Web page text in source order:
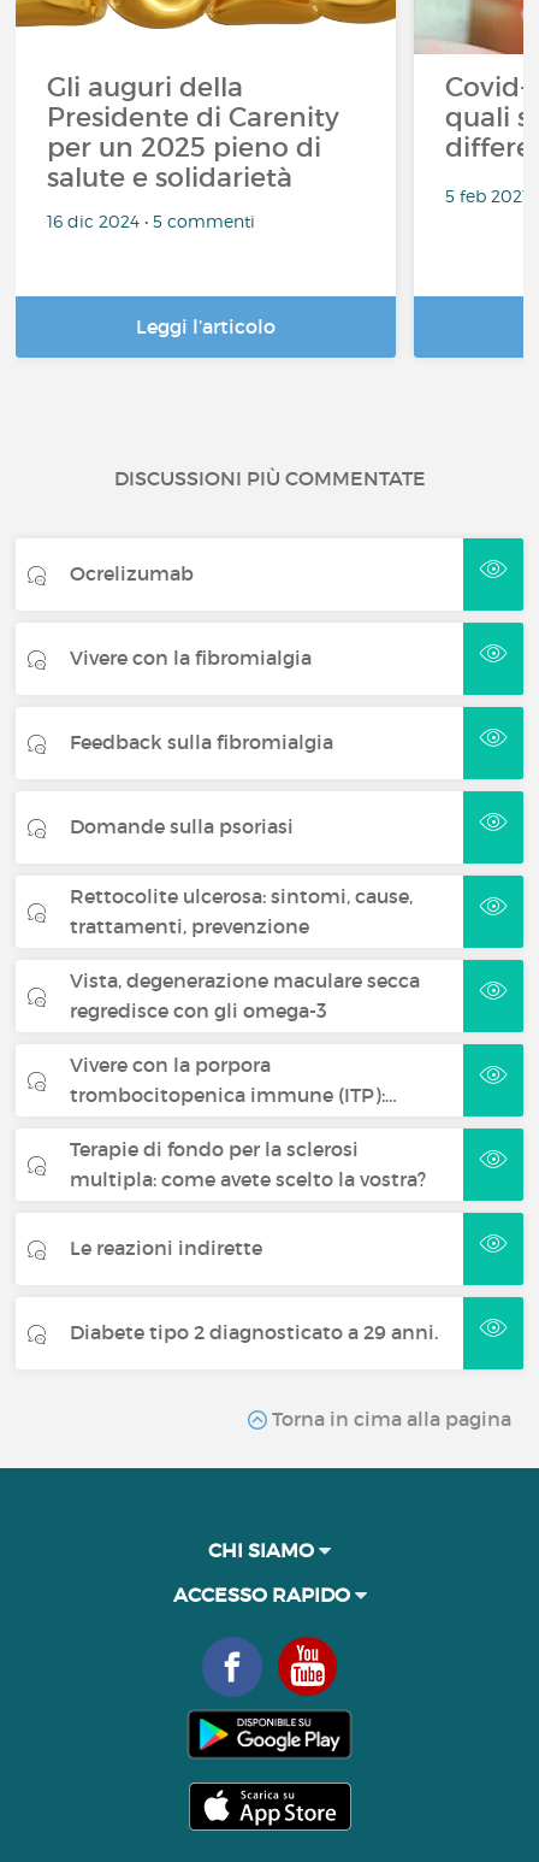
Gli auguri della
Presidente di Carenity
per un 2025 pieno di
salute e solidarietà
16 dic 2024 • 5 commenti
Leggi l’articolo
Covid-
quali
5 feb 2021
DISCUSSIONI PIÙ COMMENTATE
Ocrelizumab
Vivere con la fibromialgia
Feedback sulla fibromialgia
Domande sulla psoriasi
Rettocolite ulcerosa: sintomi, cause,
trattamenti, prevenzione
Vista, degenerazione maculare secca
regredisce con gli omega-3
Vivere con la porpora
trombocitopenica immune (ITP):…
Terapie di fondo per la sclerosi
multipla: come avete scelto la vostra?
Le reazioni indirette
Diabete tipo 2 diagnosticato a 29 anni.
Torna in cima alla pagina
CHI SIAMO
ACCESSO RAPIDO